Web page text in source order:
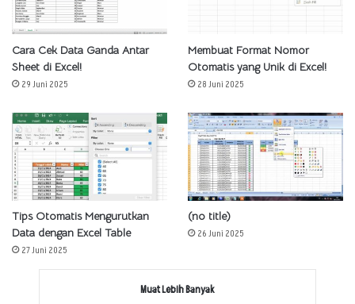
Cara Cek Data Ganda Antar
Sheet di Excel!
29 Juni 2025
Membuat Format Nomor
Otomatis yang Unik di Excel!
28 Juni 2025
Tips Otomatis Mengurutkan
Data dengan Excel Table
27 Juni 2025
(no title)
26 Juni 2025
Muat Lebih Banyak